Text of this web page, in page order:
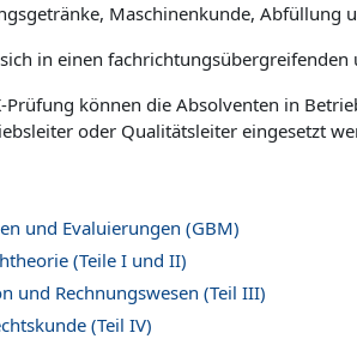
Maschinenkunde, Abfüllung
in einen fachrichtungsübergreifenden
Prüfung können die Absolventen in
oder Qualitätsleiter eingesetzt
und Evaluierungen (GBM)
(Teile I und II)
und Rechnungswesen (Teil III)
(Teil IV)